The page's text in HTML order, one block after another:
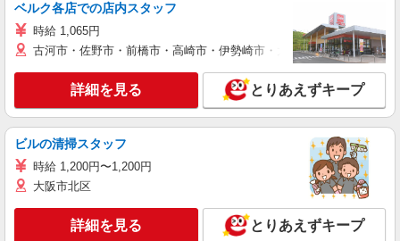
ベルク各店での店内スタッフ
時給 1,065円
古河市・佐野市・前橋市・高崎市・伊勢崎市・太田市・館林市・藤
詳細を見る とりあえずキープ
ビルの清掃スタッフ
時給 1,200円〜1,200円
大阪市北区
詳細を見る とりあえずキープ